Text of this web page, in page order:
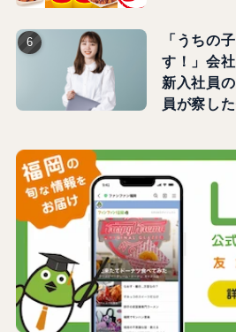
「うちの
す！」会
新入社員
員が察し